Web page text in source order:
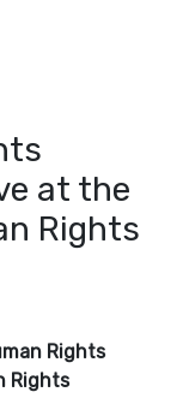
at the
Rights
Rights
Rights